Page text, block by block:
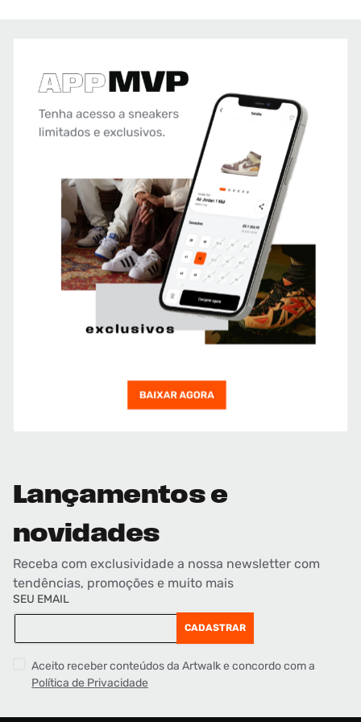
Lançamentos e
novidades
Receba com exclusividade a nossa newsletter com
tendências, promoções e muito mais
SEU EMAIL
CADASTRAR
Aceito receber conteúdos da Artwalk e concordo com a
Política de Privacidade